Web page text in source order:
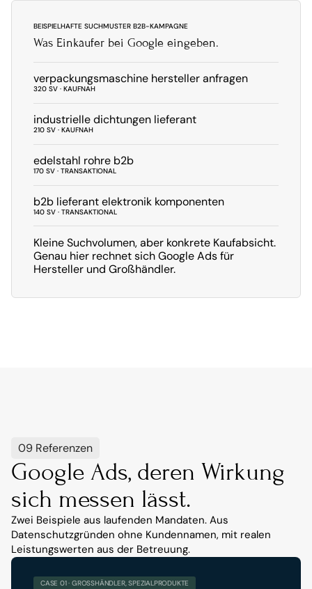
BEISPIELHAFTE SUCHMUSTER B2B-KAMPAGNE
Was Einkäufer bei Google eingeben.
verpackungsmaschine hersteller anfragen
320 SV · KAUFNAH
industrielle dichtungen lieferant
210 SV · KAUFNAH
edelstahl rohre b2b
170 SV · TRANSAKTIONAL
b2b lieferant elektronik komponenten
140 SV · TRANSAKTIONAL
Kleine Suchvolumen, aber konkrete Kaufabsicht.
Genau hier rechnet sich Google Ads für
Hersteller und Großhändler.
09 Referenzen
Google Ads, deren Wirkung
sich messen lässt.
Zwei Beispiele aus laufenden Mandaten. Aus
Datenschutzgründen ohne Kundennamen, mit realen
Leistungswerten aus der Betreuung.
CASE 01 · GROSSHÄNDLER, SPEZIALPRODUKTE